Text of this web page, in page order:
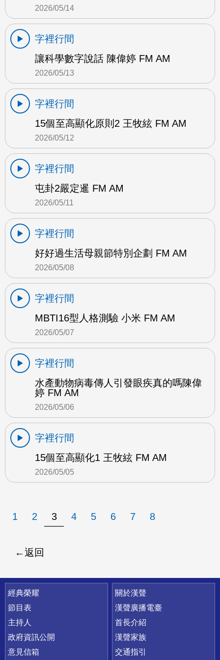
2026/05/14
字裡行間
讓科學數字說話 陳偉婷 FM AM
2026/05/13
字裡行間
15個至高顯化原則2 王牧絃 FM AM
2026/05/12
字裡行間
屯卦2嚴定暹 FM AM
2026/05/11
字裡行間
好好過生活母親節特別企劃 FM AM
2026/05/08
字裡行間
MBTI16型人格測驗 小米 FM AM
2026/05/07
字裡行間
水產動物病毒傳人引發眼疾真的嗎陳偉
婷 FM AM
2026/05/06
字裡行間
15個至高顯化1 王牧絃 FM AM
2026/05/05
1 2 3 4 5 6 7 8
返回
快速連結
經典榮耀
節目表
主持人
政府資訊公開
意見信箱
關於漢聲
漢聲廣播電臺
首長介紹
漢聲家族
交通指引